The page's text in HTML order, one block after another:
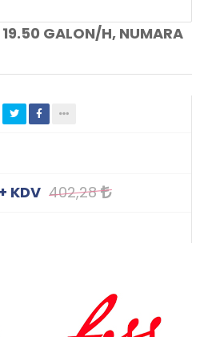
19.50 GALON/H, NUMARA
+ KDV 402,28